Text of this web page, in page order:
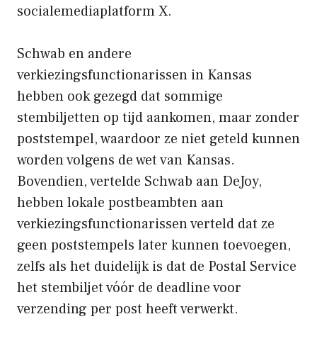
socialemediaplatform X.
Schwab en andere
verkiezingsfunctionarissen in Kansas
hebben ook gezegd dat sommige
stembiljetten op tijd aankomen, maar zonder
poststempel, waardoor ze niet geteld kunnen
worden volgens de wet van Kansas.
Bovendien, vertelde Schwab aan DeJoy,
hebben lokale postbeambten aan
verkiezingsfunctionarissen verteld dat ze
geen poststempels later kunnen toevoegen,
zelfs als het duidelijk is dat de Postal Service
het stembiljet vóór de deadline voor
verzending per post heeft verwerkt.